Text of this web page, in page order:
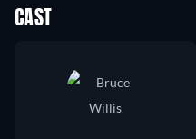
CAST